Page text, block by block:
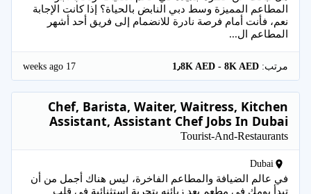
المطاعم المميزة وسط دبي النابض بالحياة؟ إذا كانت الإجابة
نعم، فأنت أمام فرصة نادرة للانضمام إلى فريق أحد أشهر
المطاعم ال...
مرتب: 17 weeks ago
Chef, Barista, Waiter, Waitress, Kitchen
Assistant, Assistant Chef Jobs In Dubai
Tourist-And-Restaurants
Dubai
في عالم الضيافة والمطاعم الفاخرة، ليس هناك أجمل من أن
تبدأ يومك في مطعم يعِد زبائنه بتجربة استثنائية في قلب